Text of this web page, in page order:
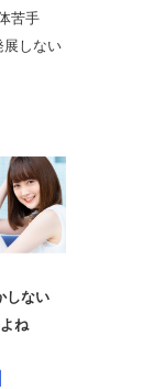
苦手
展しない
しない
ね